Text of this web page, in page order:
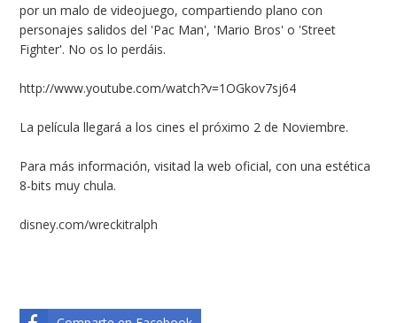
por un malo de videojuego, compartiendo plano con
personajes salidos del 'Pac Man', 'Mario Bros' o 'Street
Fighter'. No os lo perdáis.
http://www.youtube.com/watch?v=1OGkov7sj64
La película llegará a los cines el próximo 2 de Noviembre.
Para más información, visitad la web oficial, con una estética
8-bits muy chula.
disney.com/wreckitralph